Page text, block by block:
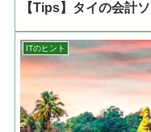
【Tips】タイの会計
ITのヒント